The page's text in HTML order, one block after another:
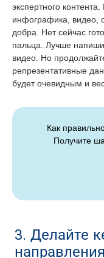
экспертного
инфографика, видео,
добра. Нет сейчас
пальца. Лучше
видео. Но
репрезентативные
будет очевидным и
Как
Получите
3. Делайте